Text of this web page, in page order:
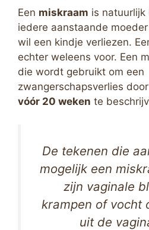
Een miskraam is
iedere aanstaande
wil een kindje verliezen.
echter weleens voor. Een
die wordt gebruikt om een
zwangerschapsverlies
vóór 20 weken te
De tekenen die
mogelijk een
zijn vaginale
krampen of vocht
uit de